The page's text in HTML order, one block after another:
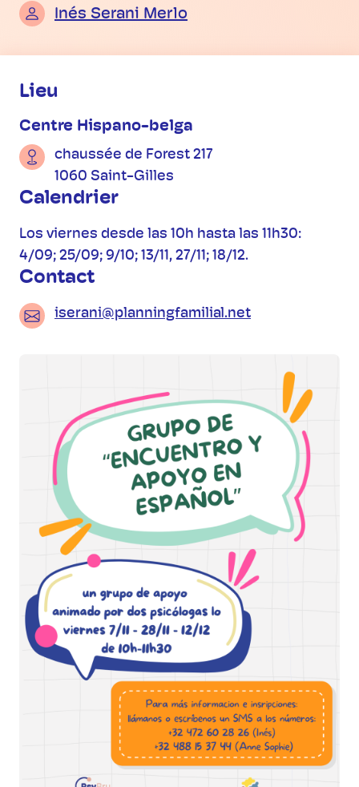
Inés Serani Merlo
Informations pratiques
Lieu
Centre Hispano-belga
chaussée de Forest 217
1060 Saint-Gilles
Calendrier
Los viernes desde las 10h hasta las 11h30:
4/09; 25/09; 9/10; 13/11, 27/11; 18/12.
Contact
iserani@planningfamilial.net